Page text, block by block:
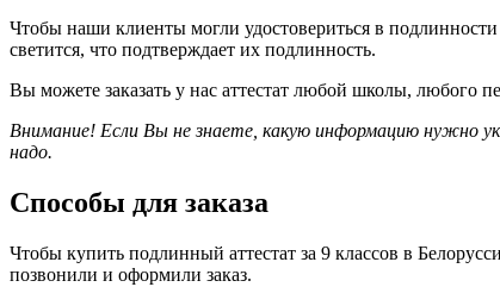
Чтобы наши клиенты могли удостовериться в
светится, что подтверждает их подлинность.
Вы можете заказать у нас аттестат любой школы, любого
Внимание! Если Вы не знаете, какую информацию нужно
надо.
Способы для заказа
Чтобы купить подлинный аттестат за 9 классов в
позвонили и оформили заказ.